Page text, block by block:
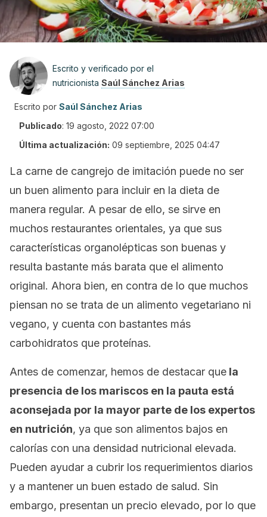
Escrito y verificado por el
nutricionista Saúl Sánchez Arias
Escrito por Saúl Sánchez Arias
Publicado: 19 agosto, 2022 07:00
Última actualización: 09 septiembre, 2025 04:47
La carne de cangrejo de imitación puede no ser
un buen alimento para incluir en la dieta de
manera regular. A pesar de ello, se sirve en
muchos restaurantes orientales, ya que sus
características organolépticas son buenas y
resulta bastante más barata que el alimento
original. Ahora bien, en contra de lo que muchos
piensan no se trata de un alimento vegetariano ni
vegano, y cuenta con bastantes más
carbohidratos que proteínas.
Antes de comenzar, hemos de destacar que la
presencia de los mariscos en la pauta está
aconsejada por la mayor parte de los expertos
en nutrición, ya que son alimentos bajos en
calorías con una densidad nutricional elevada.
Pueden ayudar a cubrir los requerimientos diarios
y a mantener un buen estado de salud. Sin
embargo, presentan un precio elevado, por lo que